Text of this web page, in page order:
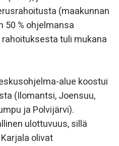
(maakunnan
50 % ohjelmansa
tuli mukana
alue koostui
(Ilomantsi, Joensuu,
ja Polvijärvi).
ulottuvuus, sillä
olivat